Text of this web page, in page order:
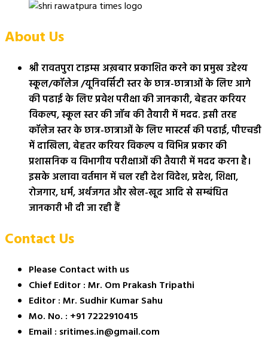
About Us
श्री रावतपुरा टाइम्स अख़बार प्रकाशित करने का प्रमुख उद्देश्य
स्कूल/कॉलेज /यूनिवर्सिटी स्तर के छात्र-छात्राओं के लिए आगे
की पढाई के लिए प्रवेश परीक्षा की जानकारी, बेहतर करियर
विकल्प, स्कूल स्तर की जॉब की तैयारी में मदद. इसी तरह
कॉलेज स्तर के छात्र-छात्राओं के लिए मास्टर्स की पढाई, पीएचडी
में दाखिला, बेहतर करियर विकल्प व विभिन्न प्रकार की
प्रशासनिक व विभागीय परीक्षाओं की तैयारी में मदद करना है।
इसके अलावा वर्तमान में चल रही देश विदेश, प्रदेश, शिक्षा,
रोजगार, धर्म, अर्थजगत और खेल-खूद आदि से सम्बंधित
जानकारी भी दी जा रही हैं
Contact Us
Please Contact with us
Chief Editor : Mr. Om Prakash Tripathi
Editor : Mr. Sudhir Kumar Sahu
Mo. No. : +91 7222910415
Email : sritimes.in@gmail.com